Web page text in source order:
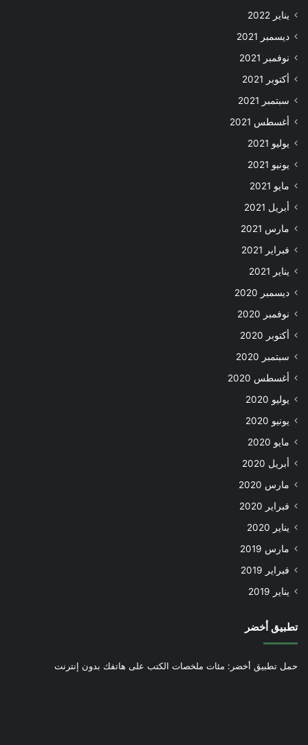
يناير 2022
ديسمبر 2021
نوفمبر 2021
أكتوبر 2021
سبتمبر 2021
أغسطس 2021
يوليو 2021
يونيو 2021
مايو 2021
أبريل 2021
مارس 2021
فبراير 2021
يناير 2021
ديسمبر 2020
نوفمبر 2020
أكتوبر 2020
سبتمبر 2020
أغسطس 2020
يوليو 2020
يونيو 2020
مايو 2020
أبريل 2020
مارس 2020
فبراير 2020
يناير 2020
مارس 2019
فبراير 2019
يناير 2019
تطبيق أخضر
حمل تطبيق أخضر: مئات ملخصات الكتب على هاتفك بدون إنترنت